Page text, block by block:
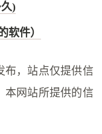
)
软件）
布，站点仅提供信
本网站所提供的信